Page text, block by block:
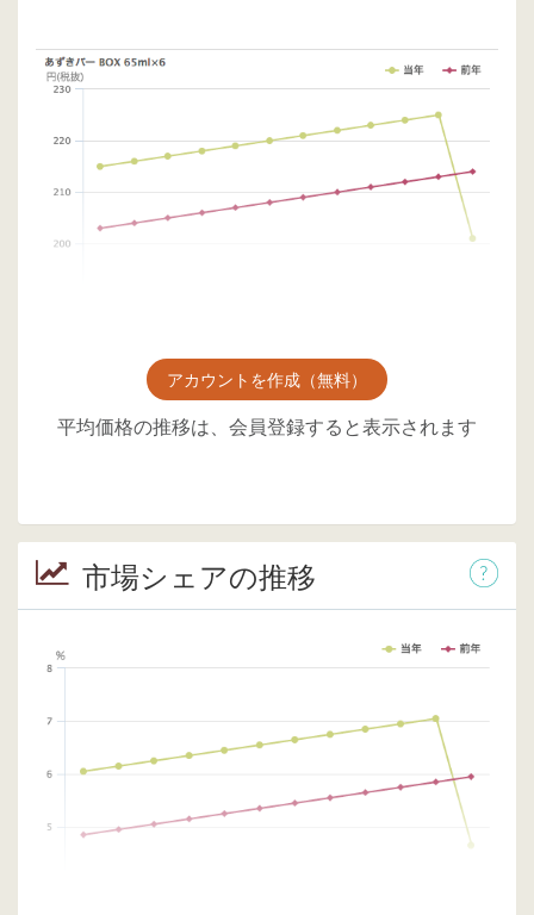
アカウントを作成（無料）
平均価格の推移は、会員登録すると表示されます
市場シェアの推移